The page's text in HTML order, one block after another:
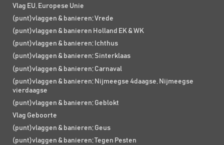
Vlag EU, Europese Unie
(punt)vlaggen & banieren; Vrede
(punt)vlaggen & banieren Holland EK & WK
(punt)vlaggen & banieren; Ichthus
(punt)vlaggen & banieren; Sinterklaas
(punt)vlaggen & banieren; Carnaval
(punt)vlaggen & banieren; Nijmeegse 4daagse, Nijmeegse
vierdaagse
(punt)vlaggen & banieren; Geblokt
Vlag Geboorte
(punt)vlaggen & banieren; Geus
(punt)vlaggen & banieren; Tegen Pesten